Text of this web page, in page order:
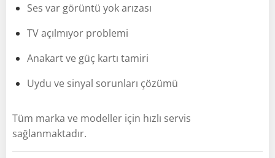
Ses var görüntü yok arızası
TV açılmıyor problemi
Anakart ve güç kartı tamiri
Uydu ve sinyal sorunları çözümü
Tüm marka ve modeller için hızlı servis
sağlanmaktadır.